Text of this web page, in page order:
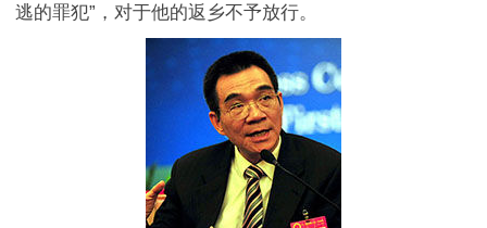
逃的罪犯”，对于他的返乡不予放行。